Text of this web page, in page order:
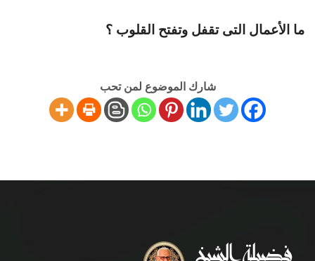
ما الأعمال التى تقفل وتفتح القلوب ؟
شارك الموضوع لمن تحب